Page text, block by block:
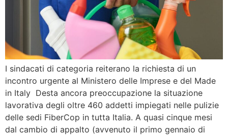
I sindacati di categoria reiterano la richiesta di un
incontro urgente al Ministero delle Imprese e del Made
in Italy Desta ancora preoccupazione la situazione
lavorativa degli oltre 460 addetti impiegati nelle pulizie
delle sedi FiberCop in tutta Italia. A quasi cinque mesi
dal cambio di appalto (avvenuto il primo gennaio di